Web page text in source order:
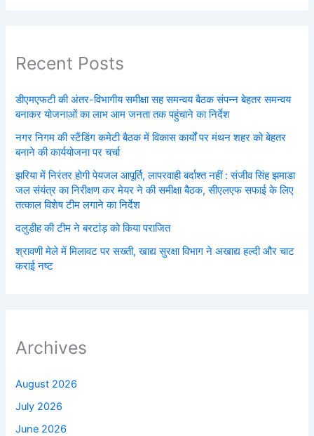
Recent Posts
डीएमएफटी की अंतर-विभागीय समीक्षा सह समन्वय बैठक संपन्न बेहतर समन्वय
बनाकर योजनाओं का लाभ आम जनता तक पहुंचाने का निर्देश
नगर निगम की स्टैंडिंग कमेटी बैठक में विकास कार्यों पर मंथन शहर को बेहतर
बनाने की कार्ययोजना पर चर्चा
झरिया में निरंतर होगी पेयजल आपूर्ति, लापरवाही बर्दाश्त नहीं : संजीव सिंह झमाडा
जल संयंत्र का निरीक्षण कर मेयर ने की समीक्षा बैठक, सीएलएफ सफाई के लिए
तत्काल विशेष टीम लगाने का निर्देश
दलुडीह की टीम ने बरटांड़ को किया पराजित
श्रावणी मेले में मिलावट पर सख्ती, खाद्य सुरक्षा विभाग ने अखाद्य हल्दी और चाट
कराई नष्ट
Archives
August 2026
July 2026
June 2026